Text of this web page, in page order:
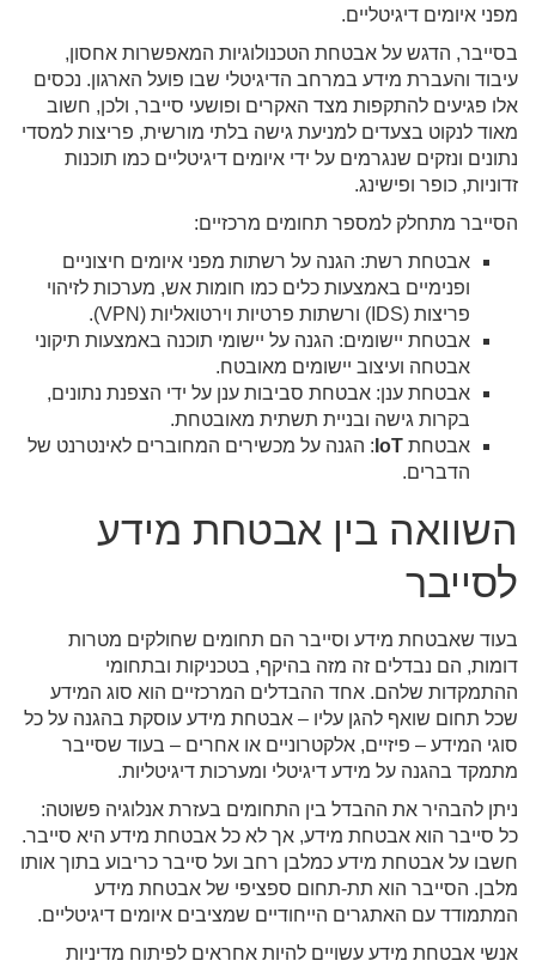
מפני איומים דיגיטליים.
בסייבר, הדגש על אבטחת הטכנולוגיות המאפשרות אחסון,
עיבוד והעברת מידע במרחב הדיגיטלי שבו פועל הארגון. נכסים
אלו פגיעים להתקפות מצד האקרים ופושעי סייבר, ולכן, חשוב
מאוד לנקוט בצעדים למניעת גישה בלתי מורשית, פריצות למסדי
נתונים ונזקים שנגרמים על ידי איומים דיגיטליים כמו תוכנות
זדוניות, כופר ופישינג.
הסייבר מתחלק למספר תחומים מרכזיים:
אבטחת רשת: הגנה על רשתות מפני איומים חיצוניים
ופנימיים באמצעות כלים כמו חומות אש, מערכות לזיהוי
פריצות (IDS) ורשתות פרטיות וירטואליות (VPN).
אבטחת יישומים: הגנה על יישומי תוכנה באמצעות תיקוני
אבטחה ועיצוב יישומים מאובטח.
אבטחת ענן: אבטחת סביבות ענן על ידי הצפנת נתונים,
בקרות גישה ובניית תשתית מאובטחת.
אבטחת IoT : הגנה על מכשירים המחוברים לאינטרנט של
הדברים.
השוואה בין אבטחת מידע
לסייבר
בעוד שאבטחת מידע וסייבר הם תחומים שחולקים מטרות
דומות, הם נבדלים זה מזה בהיקף, בטכניקות ובתחומי
ההתמקדות שלהם. אחד ההבדלים המרכזיים הוא סוג המידע
שכל תחום שואף להגן עליו – אבטחת מידע עוסקת בהגנה על כל
סוגי המידע – פיזיים, אלקטרוניים או אחרים – בעוד שסייבר
מתמקד בהגנה על מידע דיגיטלי ומערכות דיגיטליות.
ניתן להבהיר את ההבדל בין התחומים בעזרת אנלוגיה פשוטה:
כל סייבר הוא אבטחת מידע, אך לא כל אבטחת מידע היא סייבר.
חשבו על אבטחת מידע כמלבן רחב ועל סייבר כריבוע בתוך אותו
מלבן. הסייבר הוא תת-תחום ספציפי של אבטחת מידע
המתמודד עם האתגרים הייחודיים שמציבים איומים דיגיטליים.
אנשי אבטחת מידע עשויים להיות אחראים לפיתוח מדיניות